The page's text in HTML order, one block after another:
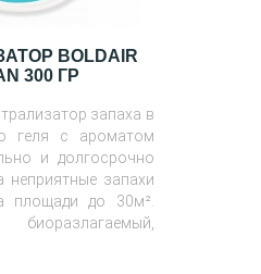
BOLDAIR
300 ГР
запаха в
геля с ароматом
и долгосрочно
неприятные запахи
площади до 30м².